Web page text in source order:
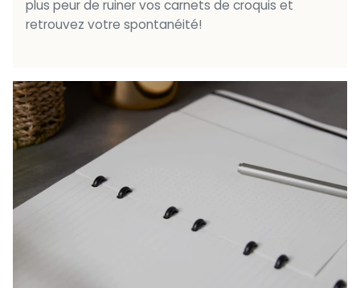
plus peur de ruiner vos carnets de croquis et
retrouvez votre spontanéité!